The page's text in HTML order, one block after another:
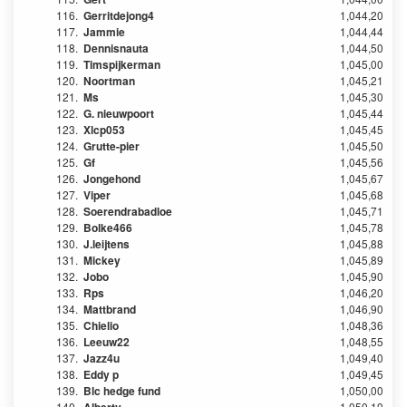
116. Gerritdejong4
1,044,20
117. Jammie
1,044,44
118. Dennisnauta
1,044,50
119. Timspijkerman
1,045,00
120. Noortman
1,045,21
121. Ms
1,045,30
122. G. nieuwpoort
1,045,44
123. Xlcp053
1,045,45
124. Grutte-pier
1,045,50
125. Gf
1,045,56
126. Jongehond
1,045,67
127. Viper
1,045,68
128. Soerendrabadloe
1,045,71
129. Bolke466
1,045,78
130. J.leijtens
1,045,88
131. Mickey
1,045,89
132. Jobo
1,045,90
133. Rps
1,046,20
134. Mattbrand
1,046,90
135. Chielio
1,048,36
136. Leeuw22
1,048,55
137. Jazz4u
1,049,40
138. Eddy p
1,049,45
139. Blc hedge fund
1,050,00